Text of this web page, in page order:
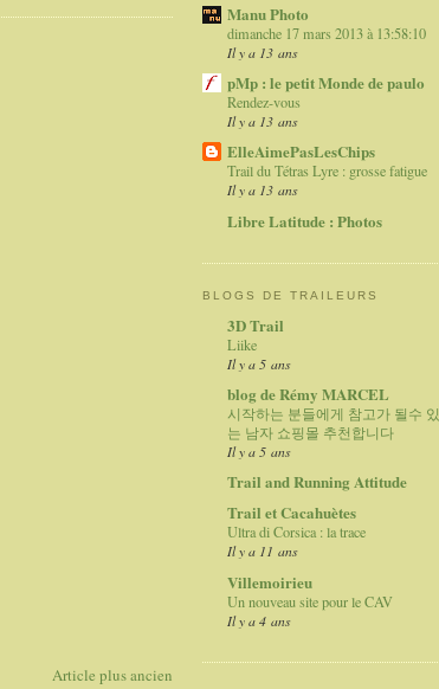
Article plus ancien
Manu Photo
dimanche 17 mars 2013 à 13:58:10
Il y a 13 ans
pMp : le petit Monde de paulo
Rendez-vous
Il y a 13 ans
ElleAimePasLesChips
Trail du Tétras Lyre : grosse fatigue
Il y a 13 ans
Libre Latitude : Photos
BLOGS DE TRAILEURS
3D Trail
Liike
Il y a 5 ans
blog de Rémy MARCEL
시작하는 분들에게 참고가 될수 있
는 남자 쇼핑몰 추천합니다
Il y a 5 ans
Trail and Running Attitude
Trail et Cacahuètes
Ultra di Corsica : la trace
Il y a 11 ans
Villemoirieu
Un nouveau site pour le CAV
Il y a 4 ans